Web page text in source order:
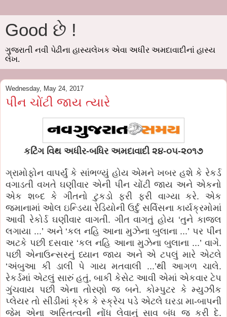
Good છે !
ગુજરાતી નવી પેઢીના હાસ્યલેખક એવા અધીર અમદાવાદીનાં હાસ્ય
લેખ.
Wednesday, May 24, 2017
પીન ચોંટી જાય ત્યારે
કટિંગ વિથ અધીર-બધિર અમદાવાદી ૨૪-૦૫-૨૦૧૭
ગ્રામોફોન વાપર્યું કે સાંભળ્યું હોય એમને ખબર હશે કે રેકર્ડ
વગાડતી વખતે ઘણીવાર એની પીન ચોંટી જાય અને એકનો
એક શબ્દ કે ગીતનો ટુકડો ફરી ફરી વાગ્યા કરે. એક
જમાનામાં ઓલ ઇન્ડિયા રેડિયોની ઉર્દુ સર્વિસના કાર્યક્રમોમાં
આવી રેકોર્ડ ઘણીવાર વાગતી. ગીત વાગતું હોય ‘તુને કાજલ
લગાયા ...’ અને ‘કલ નહિ આના મુઝેના બુલાના ...’ પર પીન
અટકે પછી દસવાર ‘કલ નહિ આના મુઝેના બુલાના ...’ વાગે.
પછી એનાઉન્સરનું ધ્યાન જાય અને એ ટપલું મારે એટલે
‘અંબુઆ કી ડાલી પે ગાય મતવાલી ...’થી આગળ ચાલે.
રેકર્ડમાં એટલું સારું હતું, બાકી કેસેટ આવી એમાં એકવાર ટેપ
ગુંચવાય પછી એના તોરણો જ બને. કોમ્પુટર કે મ્યુઝીક
પ્લેયર તો સીડીમાં ક્રેક કે સ્ક્રેચ પડે એટલે ઘરડા મા-બાપની
જેમ એના અસ્તિત્વની નોંધ લેવાનું સાવ બંધ જ કરી દે.